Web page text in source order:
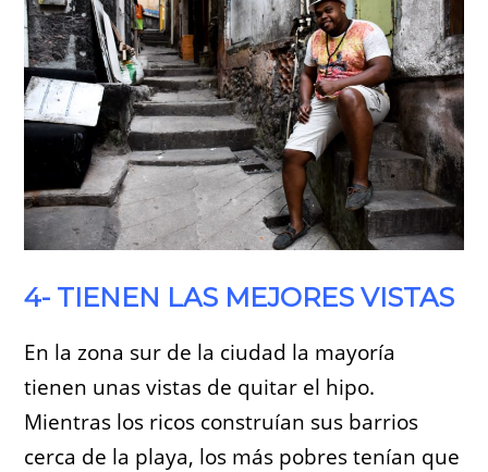
4- TIENEN LAS MEJORES VISTAS
En la zona sur de la ciudad la mayoría
tienen unas vistas de quitar el hipo.
Mientras los ricos construían sus barrios
cerca de la playa, los más pobres tenían que